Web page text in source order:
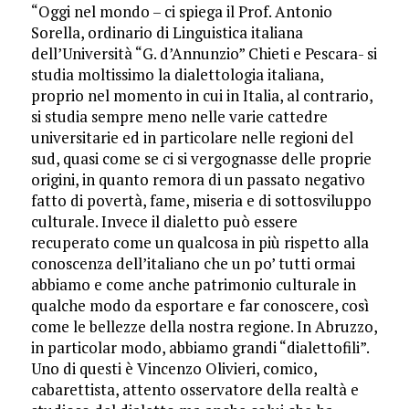
“Oggi nel mondo – ci spiega il Prof. Antonio
Sorella, ordinario di Linguistica italiana
dell’Università “G. d’Annunzio” Chieti e Pescara- si
studia moltissimo la dialettologia italiana,
proprio nel momento in cui in Italia, al contrario,
si studia sempre meno nelle varie cattedre
universitarie ed in particolare nelle regioni del
sud, quasi come se ci si vergognasse delle proprie
origini, in quanto remora di un passato negativo
fatto di povertà, fame, miseria e di sottosviluppo
culturale. Invece il dialetto può essere
recuperato come un qualcosa in più rispetto alla
conoscenza dell’italiano che un po’ tutti ormai
abbiamo e come anche patrimonio culturale in
qualche modo da esportare e far conoscere, così
come le bellezze della nostra regione. In Abruzzo,
in particolar modo, abbiamo grandi “dialettofili”.
Uno di questi è Vincenzo Olivieri, comico,
cabarettista, attento osservatore della realtà e